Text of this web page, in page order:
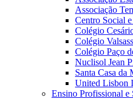
Associação
Centro Social
Colégio
Colégio
Colégio Paço
Nuclisol Jean
Santa Casa da
United Lisbon
Ensino Profissional e